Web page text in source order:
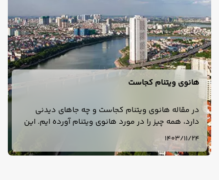
هانوی ویتنام کجاست
در مقاله هانوی ویتنام کجاست و چه جاهای دیدنی
دارد، همه چیز را در مورد هانوی ویتنام آورده ایم. این
مقاله راهنمای سفر شما به ویتنام خواهد بود. با
خواندن این مقاله با خیال راحت به ویتنام سفر کنید.
1403/11/24